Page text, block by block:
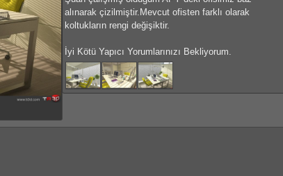
alınarak çizilmiştir.Mevcut ofisten farklı olarak
koltukların rengi değişiktir.
İyi Kötü Yapıcı Yorumlarınızı Bekliyorum.